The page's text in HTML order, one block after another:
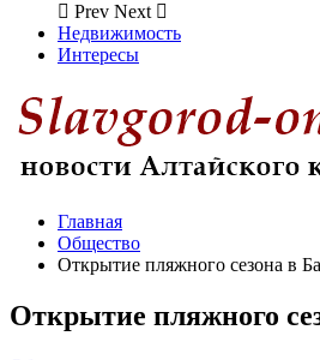
Prev Next
Недвижимость
Интересы
Главная
Общество
Открытие пляжного сезона в
Открытие пляжного